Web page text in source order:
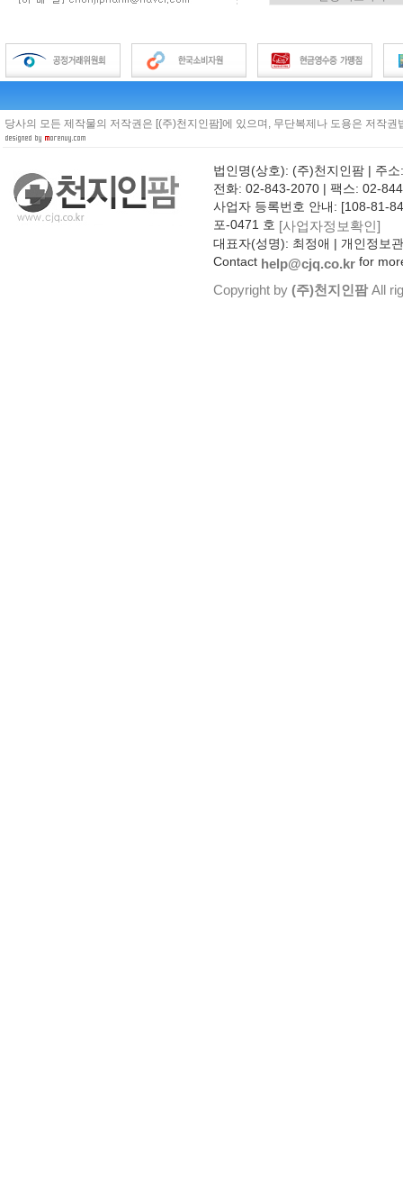
당사의 모든 제작물의 저작권은 [(주)천지인팜]에 있으며, 무단복제나 도용은 저작
법인명(상호): (주)천지인팜 | 주
전화: 02-843-2070 | 팩스: 02-
사업자 등록번호 안내: [108-81-
포-0471 호 [사업자정보확인]
대표자(성명): 최정애 | 개인정보
Contact help@cjq.co.kr for
Copyright by (주)천지인팜All